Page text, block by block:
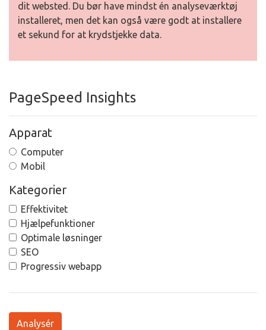
dit websted. Du bør have mindst én analyseværktøj
installeret, men det kan også være godt at installere
et sekund for at krydstjekke data.
PageSpeed Insights
Apparat
Computer
Mobil
Kategorier
Effektivitet
Hjælpefunktioner
Optimale løsninger
SEO
Progressiv webapp
Analysér